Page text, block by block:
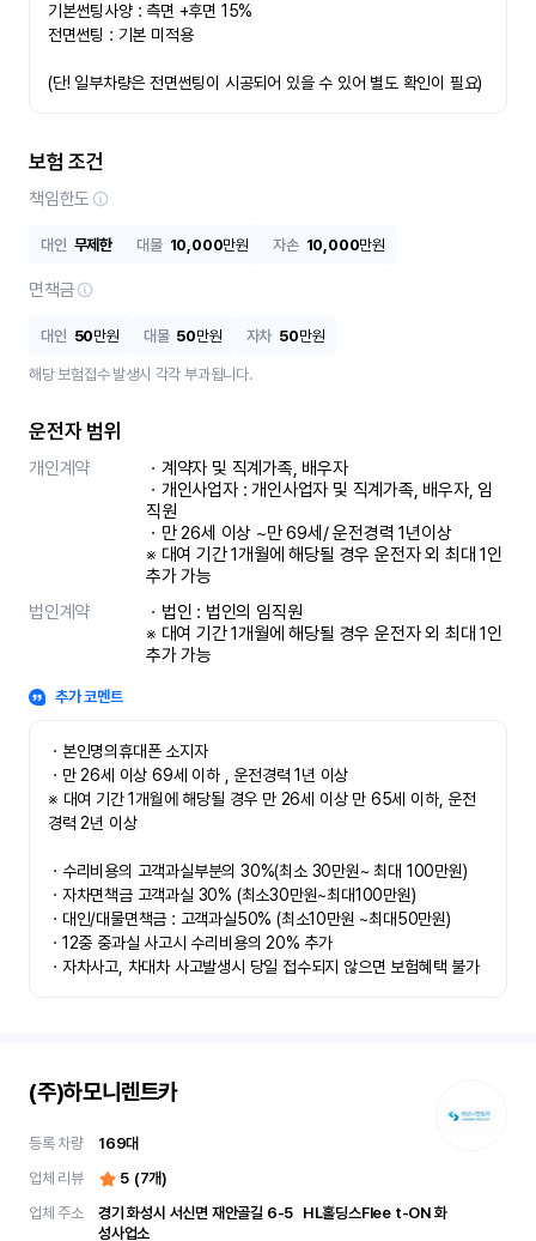
기본썬팅사양 : 측면 +후면 15%
전면썬팅 : 기본 미적용
(단! 일부차량은 전면썬팅이 시공되어 있을 수 있어 별도 확인이 필요)
보험 조건
책임한도
대인 무제한 대물 10,000만원 자손 10,000만원
면책금
대인 50만원 대물 50만원 자차 50만원
해당 보험접수 발생시 각각 부과됩니다.
운전자 범위
개인계약
ㆍ계약자 및 직계가족, 배우자
ㆍ개인사업자 : 개인사업자 및 직계가족, 배우자, 임
직원
ㆍ만 26세 이상 ~만 69세/ 운전경력 1년이상
※ 대여 기간 1개월에 해당될 경우 운전자 외 최대 1인
추가 가능
법인계약
ㆍ법인 : 법인의 임직원
※ 대여 기간 1개월에 해당될 경우 운전자 외 최대 1인
추가 가능
추가 코멘트
ㆍ본인명의휴대폰 소지자
ㆍ만 26세 이상 69세 이하 , 운전경력 1년 이상
※ 대여 기간 1개월에 해당될 경우 만 26세 이상 만 65세 이하, 운전
경력 2년 이상
ㆍ수리비용의 고객과실부분의 30%(최소 30만원~ 최대 100만원)
ㆍ자차면책금 고객과실 30% (최소30만원~최대100만원)
ㆍ대인/대물면책금 : 고객과실50% (최소10만원 ~최대50만원)
ㆍ12중 중과실 사고시 수리비용의 20% 추가
ㆍ자차사고, 차대차 사고발생시 당일 접수되지 않으면 보험혜택 불가
(주)하모니렌트카
등록 차량 169대
업체 리뷰
5 (7개)
업체 주소
경기 화성시 서신면 재안골길 6-5	 HL홀딩스Flee t-ON 화
성사업소